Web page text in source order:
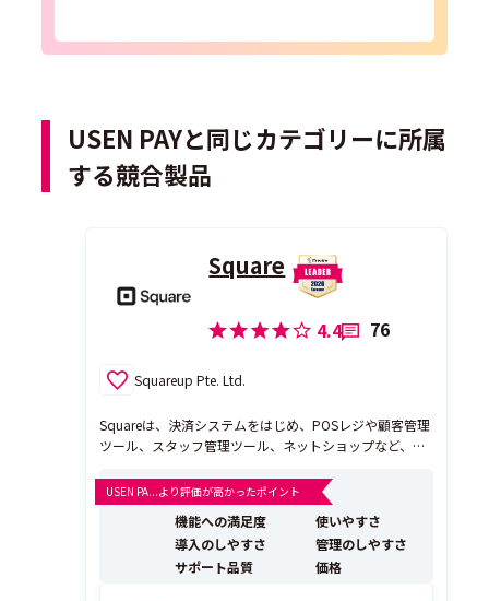
USEN PAYと同じカテゴリーに所属
する競合製品
Square
4.4 76
Squareup Pte. Ltd.
Squareは、決済システムをはじめ、POSレジや顧客管理
ツール、スタッフ管理ツール、ネットショップなど、店
そろうサービスです。申し込みはオンラインで完結、最
短即日で導入でき、売上金はの最短翌営業日に入金され
るのが大きなメリットです。 【Squareの主な特...
USEN PA...より評価が高かったポイント
機能への満足度
使いやすさ
導入のしやすさ
管理のしやすさ
サポート品質
価格